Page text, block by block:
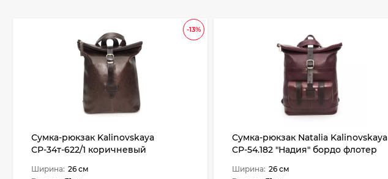
-13%
Сумка-рюкзак Kalinovskaya
СР-34т-622/1 коричневый
Ширина: 26 см
Сумка-рюкзак Natalia Kalinovskaya
СР-54.182 "Надия" бордо флотер
Ширина: 26 см